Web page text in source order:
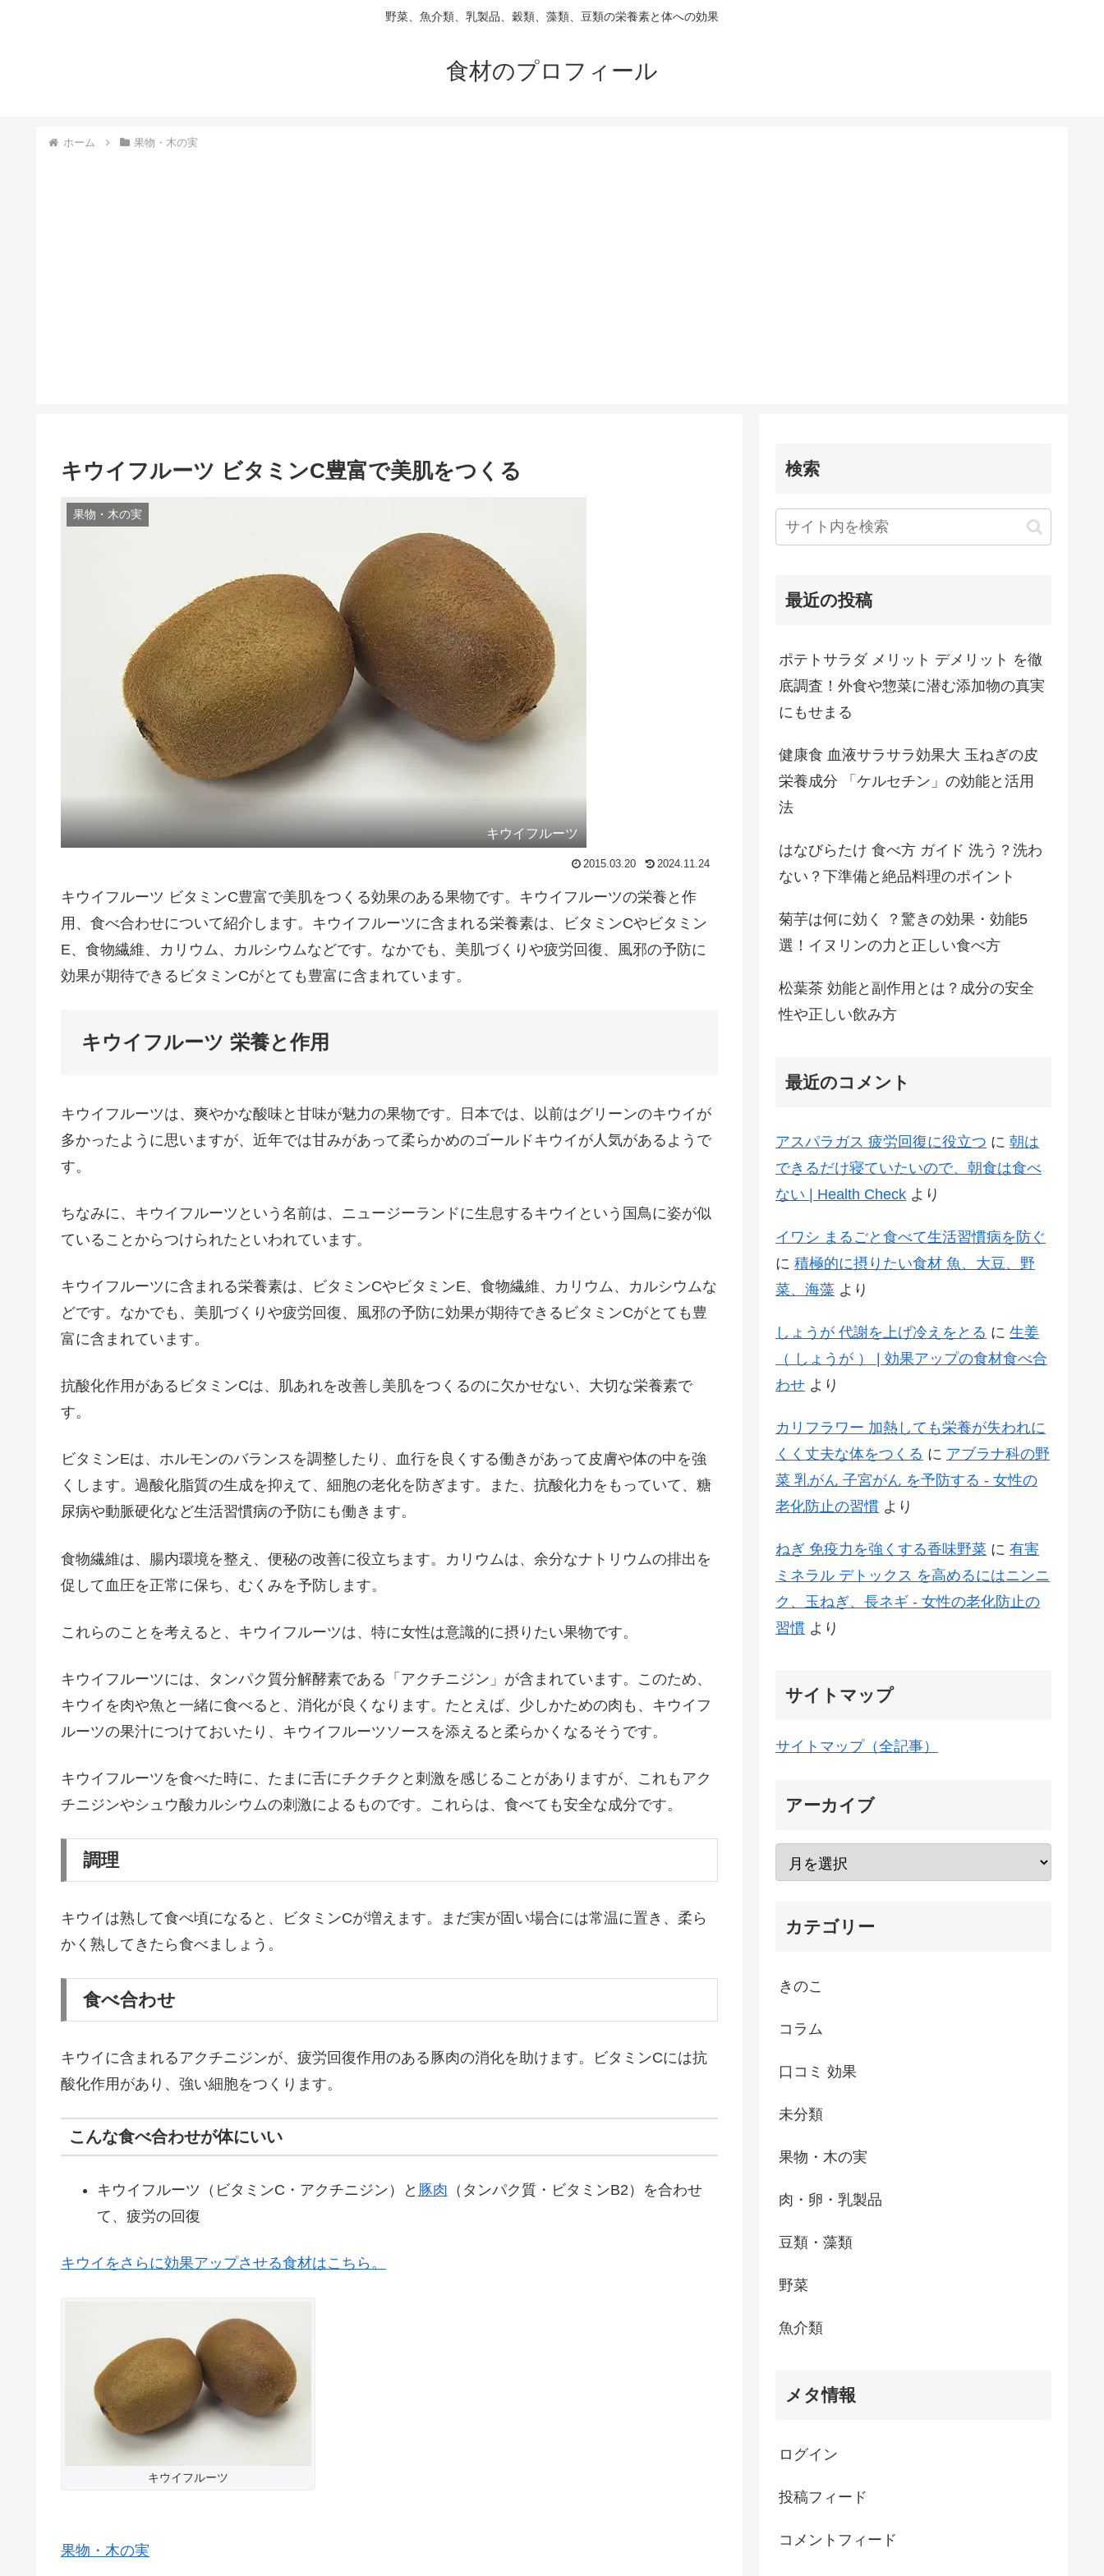
野菜、魚介類、乳製品、穀類、藻類、豆類の栄養素と体への効果
食材のプロフィール
ホーム 果物・木の実
キウイフルーツ ビタミンC豊富で美肌をつくる
果物・木の実
キウイフルーツ
2015.03.20 2024.11.24
キウイフルーツ ビタミンC豊富で美肌をつくる効果のある果物です。キウイフルーツの栄養と作
用、食べ合わせについて紹介します。キウイフルーツに含まれる栄養素は、ビタミンCやビタミン
E、食物繊維、カリウム、カルシウムなどです。なかでも、美肌づくりや疲労回復、風邪の予防に
効果が期待できるビタミンCがとても豊富に含まれています。
キウイフルーツ 栄養と作用
キウイフルーツは、爽やかな酸味と甘味が魅力の果物です。日本では、以前はグリーンのキウイが
多かったように思いますが、近年では甘みがあって柔らかめのゴールドキウイが人気があるようで
す。
ちなみに、キウイフルーツという名前は、ニュージーランドに生息するキウイという国鳥に姿が似
ていることからつけられたといわれています。
キウイフルーツに含まれる栄養素は、ビタミンCやビタミンE、食物繊維、カリウム、カルシウムな
どです。なかでも、美肌づくりや疲労回復、風邪の予防に効果が期待できるビタミンCがとても豊
富に含まれています。
抗酸化作用があるビタミンCは、肌あれを改善し美肌をつくるのに欠かせない、大切な栄養素で
す。
ビタミンEは、ホルモンのバランスを調整したり、血行を良くする働きがあって皮膚や体の中を強
くします。過酸化脂質の生成を抑えて、細胞の老化を防ぎます。また、抗酸化力をもっていて、糖
尿病や動脈硬化など生活習慣病の予防にも働きます。
食物繊維は、腸内環境を整え、便秘の改善に役立ちます。カリウムは、余分なナトリウムの排出を
促して血圧を正常に保ち、むくみを予防します。
これらのことを考えると、キウイフルーツは、特に女性は意識的に摂りたい果物です。
キウイフルーツには、タンパク質分解酵素である「アクチニジン」が含まれています。このため、
キウイを肉や魚と一緒に食べると、消化が良くなります。たとえば、少しかための肉も、キウイフ
ルーツの果汁につけておいたり、キウイフルーツソースを添えると柔らかくなるそうです。
キウイフルーツを食べた時に、たまに舌にチクチクと刺激を感じることがありますが、これもアク
チニジンやシュウ酸カルシウムの刺激によるものです。これらは、食べても安全な成分です。
調理
キウイは熟して食べ頃になると、ビタミンCが増えます。まだ実が固い場合には常温に置き、柔ら
かく熟してきたら食べましょう。
食べ合わせ
キウイに含まれるアクチニジンが、疲労回復作用のある豚肉の消化を助けます。ビタミンCには抗
酸化作用があり、強い細胞をつくります。
こんな食べ合わせが体にいい
キウイフルーツ（ビタミンC・アクチニジン）と 豚肉 （タンパク質・ビタミンB2）を合わせ
て、疲労の回復
キウイをさらに効果アップさせる食材はこちら。
キウイフルーツ
果物・木の実
検索
最近の投稿
ポテトサラダ メリット デメリット を徹
底調査！外食や惣菜に潜む添加物の真実
にもせまる
健康食 血液サラサラ効果大 玉ねぎの皮
栄養成分 「ケルセチン」の効能と活用
法
はなびらたけ 食べ方 ガイド 洗う？洗わ
ない？下準備と絶品料理のポイント
菊芋は何に効く ？驚きの効果・効能5
選！イヌリンの力と正しい食べ方
松葉茶 効能と副作用とは？成分の安全
性や正しい飲み方
最近のコメント
アスパラガス 疲労回復に役立つ に 朝は
できるだけ寝ていたいので、朝食は食べ
ない | Health Check より
イワシ まるごと食べて生活習慣病を防ぐ
に 積極的に摂りたい食材 魚、大豆、野
菜、海藻 より
しょうが 代謝を上げ冷えをとる に 生姜
（ しょうが ） | 効果アップの食材食べ合
わせ より
カリフラワー 加熱しても栄養が失われに
くく丈夫な体をつくる に アブラナ科の野
菜 乳がん 子宮がん を予防する - 女性の
老化防止の習慣 より
ねぎ 免疫力を強くする香味野菜 に 有害
ミネラル デトックス を高めるにはニンニ
ク、玉ねぎ、長ネギ - 女性の老化防止の
習慣 より
サイトマップ
サイトマップ（全記事）
アーカイブ
カテゴリー
きのこ
コラム
口コミ 効果
未分類
果物・木の実
肉・卵・乳製品
豆類・藻類
野菜
魚介類
メタ情報
ログイン
投稿フィード
コメントフィード